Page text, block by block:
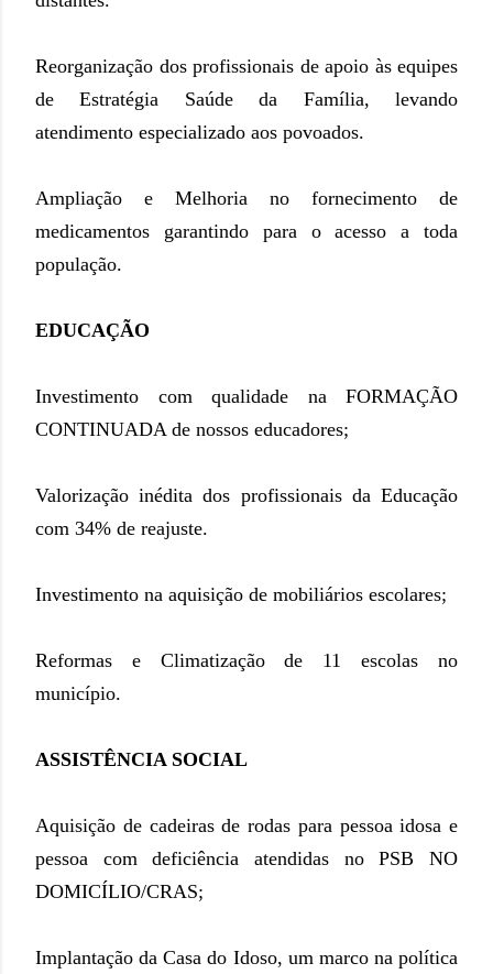
Reorganização dos profissionais de apoio às equipes
de Estratégia Saúde da Família, levando
atendimento especializado aos povoados.
Ampliação e Melhoria no fornecimento de
medicamentos garantindo para o acesso a toda
população.
EDUCAÇÃO
Investimento com qualidade na FORMAÇÃO
CONTINUADA de nossos educadores;
Valorização inédita dos profissionais da Educação
com 34% de reajuste.
Investimento na aquisição de mobiliários escolares;
Reformas e Climatização de 11 escolas no
município.
ASSISTÊNCIA SOCIAL
Aquisição de cadeiras de rodas para pessoa idosa e
pessoa com deficiência atendidas no PSB NO
DOMICÍLIO/CRAS;
Implantação da Casa do Idoso, um marco na política